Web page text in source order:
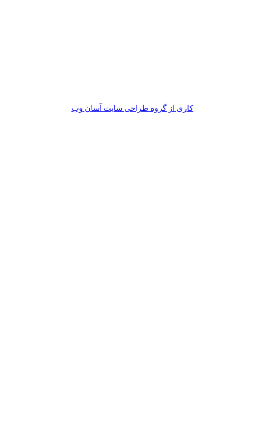
کاری از گروه طراحی سایت آسان وب